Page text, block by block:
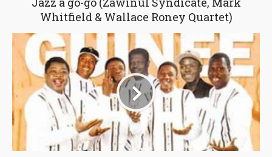
Whitfield & Wallace Roney Quartet)